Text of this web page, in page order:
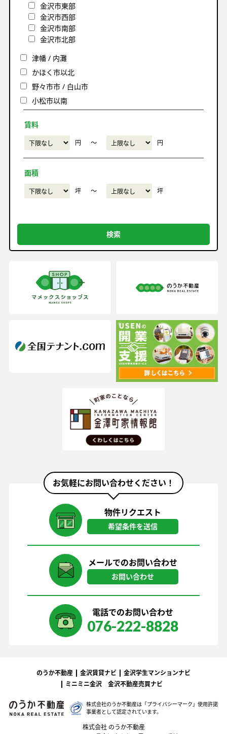
金沢市東部
金沢市西部
金沢市南部
金沢市北部
津幡 / 内灘
かほく市以北
野々市市 / 白山市
小松市以南
賃料
円 〜 円
面積
坪 〜 坪
お気軽にお問い合わせください！
物件リクエスト
希望条件を送信
メールでのお問い合わせ
お問い合わせ
電話でのお問い合わせ
076-222-8828
のうか不動産 金沢賃貸ナビ
金沢学生マンションナビ
ミニミニ金沢
金沢不動産売買ナビ
株式会社のうか不動産は「プライバシーマーク」 使用許諾
事業者として認定されています。
株式会社 のうか不動産